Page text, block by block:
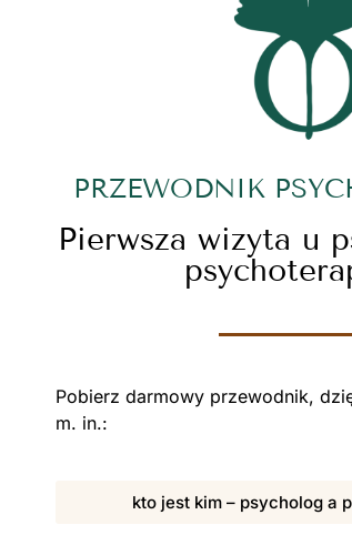
PRZEWODNIK
Pierwsza wizyta u
Pobierz darmowy przewodnik,
m. in.:
kto jest kim – psycholog a